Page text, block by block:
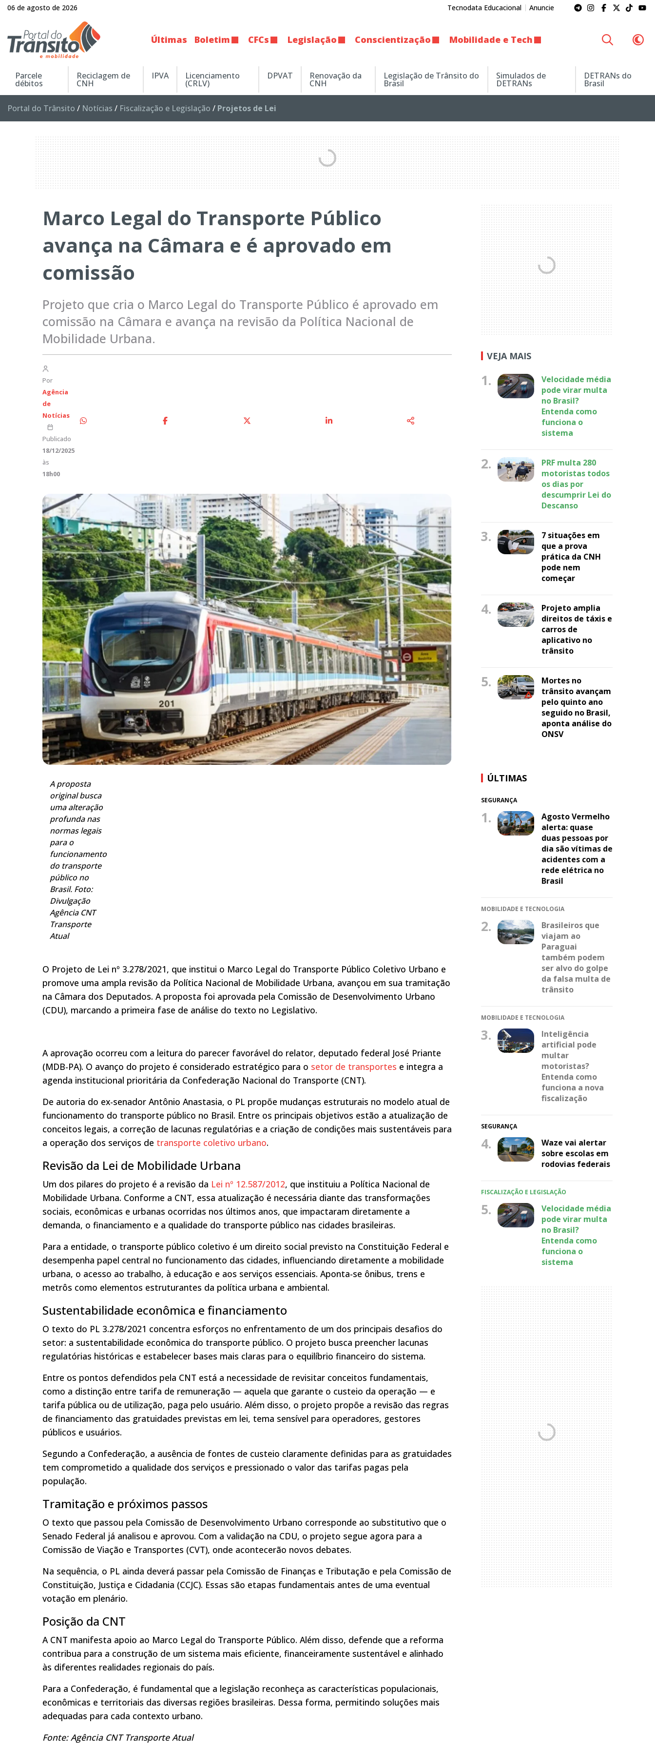
06 de agosto de 2026 Tecnodata Educacional Anuncie
Últimas Boletim CFCs Legislação Conscientização Mobilidade e Tech
Parcele
débitos
Reciclagem de
CNH
IPVA Licenciamento
(CRLV)
DPVAT Renovação da
CNH
Legislação de Trânsito do
Brasil
Simulados de
DETRANs
DETRANs do
Brasil
Portal do Trânsito / Notícias / Fiscalização e Legislação / Projetos de Lei
Marco Legal do Transporte Público
avança na Câmara e é aprovado em
comissão
Projeto que cria o Marco Legal do Transporte Público é aprovado em
comissão na Câmara e avança na revisão da Política Nacional de
Mobilidade Urbana.
Por
Agência
de
Notícias
Publicado
18/12/2025
às
18h00
A proposta
original busca
uma alteração
profunda nas
normas legais
para o
funcionamento
do transporte
público no
Brasil. Foto:
Divulgação
Agência CNT
Transporte
Atual
O Projeto de Lei nº 3.278/2021, que institui o Marco Legal do Transporte Público Coletivo Urbano e
promove uma ampla revisão da Política Nacional de Mobilidade Urbana, avançou em sua tramitação
na Câmara dos Deputados. A proposta foi aprovada pela Comissão de Desenvolvimento Urbano
(CDU), marcando a primeira fase de análise do texto no Legislativo.
A aprovação ocorreu com a leitura do parecer favorável do relator, deputado federal José Priante
(MDB-PA). O avanço do projeto é considerado estratégico para o setor de transportes e integra a
agenda institucional prioritária da Confederação Nacional do Transporte (CNT).
De autoria do ex-senador Antônio Anastasia, o PL propõe mudanças estruturais no modelo atual de
funcionamento do transporte público no Brasil. Entre os principais objetivos estão a atualização de
conceitos legais, a correção de lacunas regulatórias e a criação de condições mais sustentáveis para
a operação dos serviços de transporte coletivo urbano.
Revisão da Lei de Mobilidade Urbana
Um dos pilares do projeto é a revisão da Lei nº 12.587/2012, que instituiu a Política Nacional de
Mobilidade Urbana. Conforme a CNT, essa atualização é necessária diante das transformações
sociais, econômicas e urbanas ocorridas nos últimos anos, que impactaram diretamente a
demanda, o financiamento e a qualidade do transporte público nas cidades brasileiras.
Para a entidade, o transporte público coletivo é um direito social previsto na Constituição Federal e
desempenha papel central no funcionamento das cidades, influenciando diretamente a mobilidade
urbana, o acesso ao trabalho, à educação e aos serviços essenciais. Aponta-se ônibus, trens e
metrôs como elementos estruturantes da política urbana e ambiental.
Sustentabilidade econômica e financiamento
O texto do PL 3.278/2021 concentra esforços no enfrentamento de um dos principais desafios do
setor: a sustentabilidade econômica do transporte público. O projeto busca preencher lacunas
regulatórias históricas e estabelecer bases mais claras para o equilíbrio financeiro do sistema.
Entre os pontos defendidos pela CNT está a necessidade de revisitar conceitos fundamentais,
como a distinção entre tarifa de remuneração — aquela que garante o custeio da operação — e
tarifa pública ou de utilização, paga pelo usuário. Além disso, o projeto propõe a revisão das regras
de financiamento das gratuidades previstas em lei, tema sensível para operadores, gestores
públicos e usuários.
Segundo a Confederação, a ausência de fontes de custeio claramente definidas para as gratuidades
tem comprometido a qualidade dos serviços e pressionado o valor das tarifas pagas pela
população.
Tramitação e próximos passos
O texto que passou pela Comissão de Desenvolvimento Urbano corresponde ao substitutivo que o
Senado Federal já analisou e aprovou. Com a validação na CDU, o projeto segue agora para a
Comissão de Viação e Transportes (CVT), onde acontecerão novos debates.
Na sequência, o PL ainda deverá passar pela Comissão de Finanças e Tributação e pela Comissão de
Constituição, Justiça e Cidadania (CCJC). Essas são etapas fundamentais antes de uma eventual
votação em plenário.
Posição da CNT
A CNT manifesta apoio ao Marco Legal do Transporte Público. Além disso, defende que a reforma
contribua para a construção de um sistema mais eficiente, financeiramente sustentável e alinhado
às diferentes realidades regionais do país.
Para a Confederação, é fundamental que a legislação reconheça as características populacionais,
econômicas e territoriais das diversas regiões brasileiras. Dessa forma, permitindo soluções mais
adequadas para cada contexto urbano.
Fonte: Agência CNT Transporte Atual
VEJA MAIS
1.
Velocidade média
pode virar multa
no Brasil?
Entenda como
funciona o
sistema
2.
PRF multa 280
motoristas todos
os dias por
descumprir Lei do
Descanso
3.
7 situações em
que a prova
prática da CNH
pode nem
começar
4.
Projeto amplia
direitos de táxis e
carros de
aplicativo no
trânsito
5.
Mortes no
trânsito avançam
pelo quinto ano
seguido no Brasil,
aponta análise do
ONSV
ÚLTIMAS
SEGURANÇA
1.
Agosto Vermelho
alerta: quase
duas pessoas por
dia são vítimas de
acidentes com a
rede elétrica no
Brasil
MOBILIDADE E TECNOLOGIA
2.
Brasileiros que
viajam ao
Paraguai
também podem
ser alvo do golpe
da falsa multa de
trânsito
MOBILIDADE E TECNOLOGIA
3.
Inteligência
artificial pode
multar
motoristas?
Entenda como
funciona a nova
fiscalização
SEGURANÇA
4.
Waze vai alertar
sobre escolas em
rodovias federais
FISCALIZAÇÃO E LEGISLAÇÃO
5.
Velocidade média
pode virar multa
no Brasil?
Entenda como
funciona o
sistema